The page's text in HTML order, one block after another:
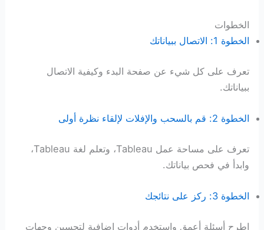
الخطوات
الخطوة 1: الاتصال ببياناتك
تعرف على كل شيء عن صفحة البدء وكيفية الاتصال
ببياناتك.
الخطوة 2: قم بالسحب والإفلات لإلقاء نظرة أولى
تعرف على مساحة عمل Tableau، وتعلم لغة Tableau،
وابدأ في فحص بياناتك.
الخطوة 3: ركز على نتائجك
اطرح أسئلة أعمق واستخدم أدوات إضافية لتحسين وجهات